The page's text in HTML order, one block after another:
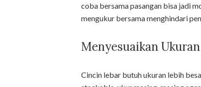
coba bersama pasangan bisa jadi
mengukur bersama menghindari
Menyesuaikan
Cincin lebar butuh ukuran lebih